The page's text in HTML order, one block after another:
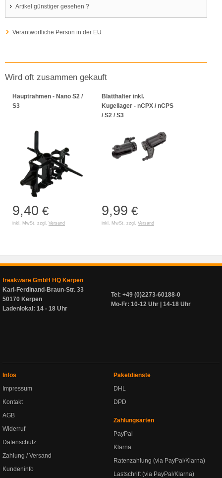
Artikel günstiger gesehen ?
Verantwortliche Person in der EU
Wird oft zusammen gekauft
Hauptrahmen - Nano S2 /
S3
9,40 €
inkl. MwSt. zzgl. Versand
Blatthalter inkl.
Kugellager - nCPX / nCPS
/ S2 / S3
9,99 €
inkl. MwSt. zzgl. Versand
freakware GmbH HQ Kerpen
Karl-Ferdinand-Braun-Str. 33
50170 Kerpen
Ladenlokal: 14 - 18 Uhr
Tel: +49 (0)2273-60188-0
Mo-Fr: 10-12 Uhr | 14-18 Uhr
Infos
Impressum
Kontakt
AGB
Widerruf
Datenschutz
Zahlung / Versand
Kundeninfo
Paketdienste
DHL
DPD
Zahlungsarten
PayPal
Klarna
Ratenzahlung (via PayPal/Klarna)
Lastschrift (via PayPal/Klarna)